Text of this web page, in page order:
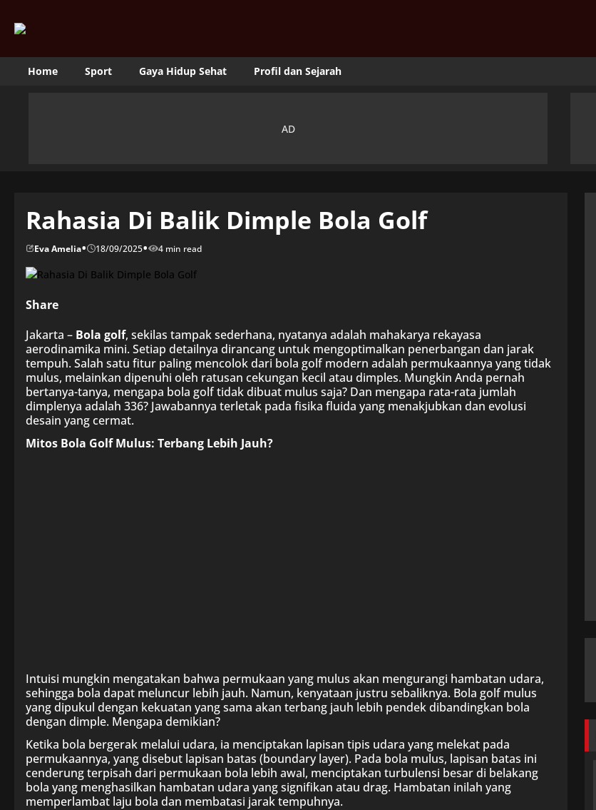
Home Sport Gaya Hidup Sehat Profil dan Sejarah
Rahasia Di Balik Dimple Bola Golf
Eva Amelia• 18/09/2025• 4 min read
Share
Jakarta – Bola golf, sekilas tampak sederhana, nyatanya adalah mahakarya rekayasa
aerodinamika mini. Setiap detailnya dirancang untuk mengoptimalkan penerbangan dan jarak
tempuh. Salah satu fitur paling mencolok dari bola golf modern adalah permukaannya yang tidak
mulus, melainkan dipenuhi oleh ratusan cekungan kecil atau dimples. Mungkin Anda pernah
bertanya-tanya, mengapa bola golf tidak dibuat mulus saja? Dan mengapa rata-rata jumlah
dimplenya adalah 336? Jawabannya terletak pada fisika fluida yang menakjubkan dan evolusi
desain yang cermat.
Mitos Bola Golf Mulus: Terbang Lebih Jauh?
Intuisi mungkin mengatakan bahwa permukaan yang mulus akan mengurangi hambatan udara,
sehingga bola dapat meluncur lebih jauh. Namun, kenyataan justru sebaliknya. Bola golf mulus
yang dipukul dengan kekuatan yang sama akan terbang jauh lebih pendek dibandingkan bola
dengan dimple. Mengapa demikian?
Ketika bola bergerak melalui udara, ia menciptakan lapisan tipis udara yang melekat pada
permukaannya, yang disebut lapisan batas (boundary layer). Pada bola mulus, lapisan batas ini
cenderung terpisah dari permukaan bola lebih awal, menciptakan turbulensi besar di belakang
bola yang menghasilkan hambatan udara yang signifikan atau drag. Hambatan inilah yang
memperlambat laju bola dan membatasi jarak tempuhnya.